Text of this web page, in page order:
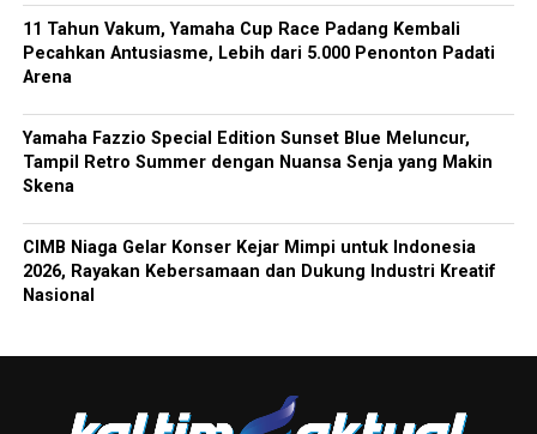
11 Tahun Vakum, Yamaha Cup Race Padang Kembali
Pecahkan Antusiasme, Lebih dari 5.000 Penonton Padati
Arena
Yamaha Fazzio Special Edition Sunset Blue Meluncur,
Tampil Retro Summer dengan Nuansa Senja yang Makin
Skena
CIMB Niaga Gelar Konser Kejar Mimpi untuk Indonesia
2026, Rayakan Kebersamaan dan Dukung Industri Kreatif
Nasional